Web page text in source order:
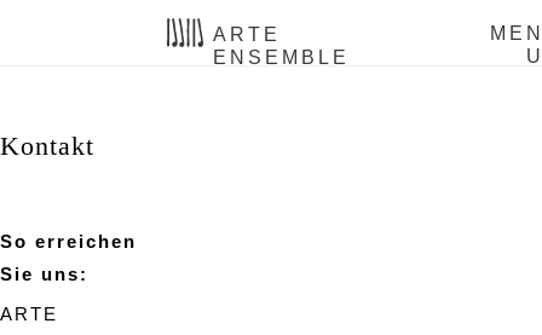
ARTE
ENSEMBLE
Kontakt
So erreichen
Sie uns:
ARTE